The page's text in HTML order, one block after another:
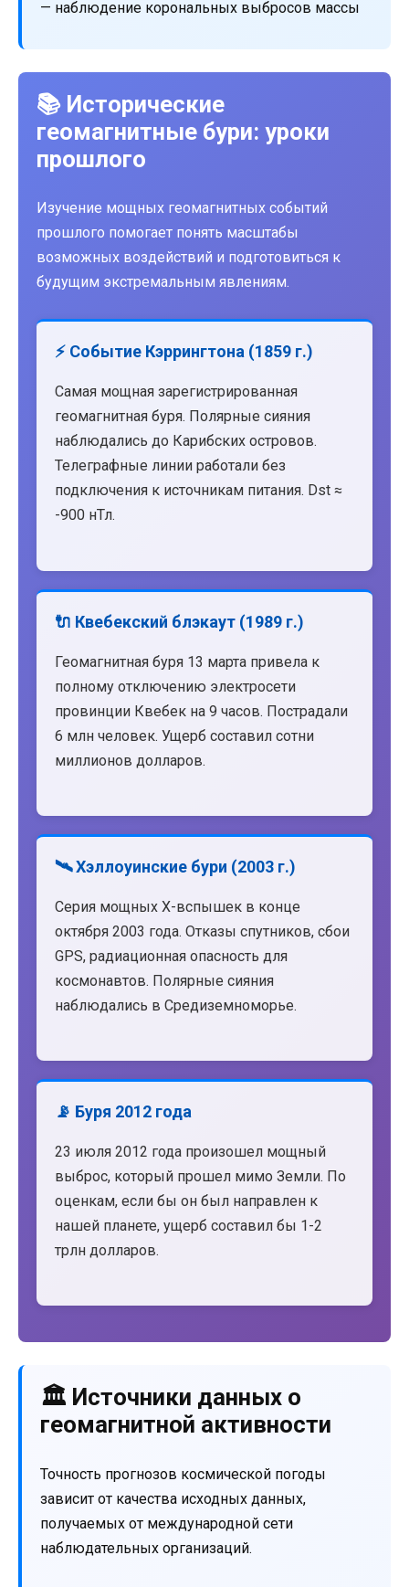
— наблюдение корональных выбросов массы
📚 Исторические
геомагнитные бури: уроки
прошлого
Изучение мощных геомагнитных событий
прошлого помогает понять масштабы
возможных воздействий и подготовиться к
будущим экстремальным явлениям.
⚡ Событие Кэррингтона (1859 г.)
Самая мощная зарегистрированная
геомагнитная буря. Полярные сияния
наблюдались до Карибских островов.
Телеграфные линии работали без
подключения к источникам питания. Dst ≈
-900 нТл.
🔌 Квебекский блэкаут (1989 г.)
Геомагнитная буря 13 марта привела к
полному отключению электросети
провинции Квебек на 9 часов. Пострадали
6 млн человек. Ущерб составил сотни
миллионов долларов.
🛰️ Хэллоуинские бури (2003 г.)
Серия мощных X-вспышек в конце
октября 2003 года. Отказы спутников, сбои
GPS, радиационная опасность для
космонавтов. Полярные сияния
наблюдались в Средиземноморье.
📡 Буря 2012 года
23 июля 2012 года произошел мощный
выброс, который прошел мимо Земли. По
оценкам, если бы он был направлен к
нашей планете, ущерб составил бы 1-2
трлн долларов.
🏛️ Источники данных о
геомагнитной активности
Точность прогнозов космической погоды
зависит от качества исходных данных,
получаемых от международной сети
наблюдательных организаций.